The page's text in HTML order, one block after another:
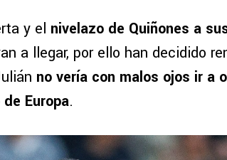
y el nivelazo de Quiñones a
a llegar, por ello han decidido
no vería con malos ojos ir a
Europa.